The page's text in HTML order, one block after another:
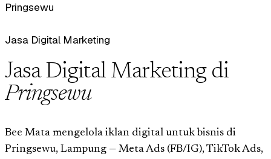
Pringsewu
Jasa Digital Marketing
Jasa Digital Marketing di
Pringsewu
Bee Mata mengelola iklan digital untuk bisnis di
Pringsewu, Lampung — Meta Ads (FB/IG), TikTok Ads,